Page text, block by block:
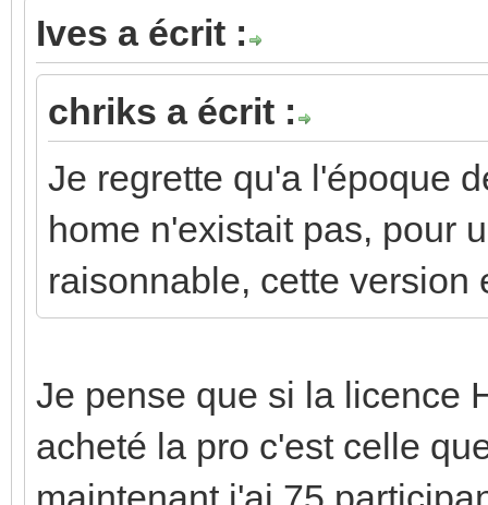
Ives a écrit :
chriks a écrit :
Je regrette qu'a l'époque
home n'existait pas, pour
raisonnable, cette version
Je pense que si la licence
acheté la pro c'est celle